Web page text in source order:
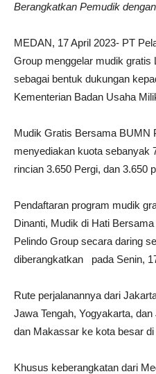
Berangkatkan Pemudik
MEDAN, 17 April 2023- PT
Group menggelar mudik gratis
sebagai bentuk dukungan
Kementerian Badan Usaha
Mudik Gratis Bersama BUMN
menyediakan kuota sebanyak
rincian 3.650 Pergi, dan 3.650
Pendaftaran program mudik
Dinanti, Mudik di Hati
Pelindo Group secara daring
diberangkatkan pada Senin,
Rute perjalanannya dari
Jawa Tengah, Yogyakarta,
dan Makassar ke kota besar
Khusus keberangkatan dari